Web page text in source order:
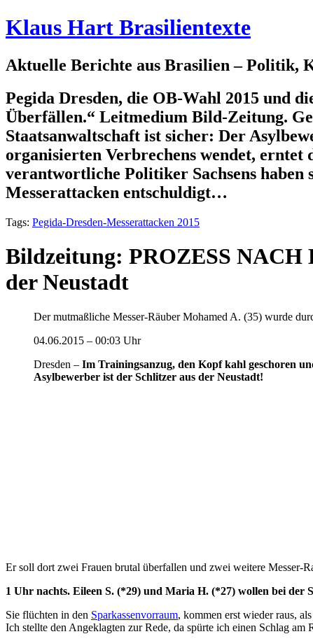
Klaus Hart Brasilientexte
Aktuelle Berichte aus Brasilien – Politik,
Pegida Dresden, die OB-Wahl 2015 und
Überfällen.“ Leitmedium Bild-Zeitung.
Staatsanwaltschaft ist sicher: Der
organisierten Verbrechens wendet,
verantwortliche Politiker Sachsens
Messerattacken entschuldigt…
Tags: Pegida-Dresden-Messerattacken 2015
Bildzeitung: PROZESS
der Neustadt
Der mutmaßliche Messer-Räuber Mohamed A. (35) wurde
04.06.2015 – 00:03 Uhr
Dresden – Im Trainingsanzug, den Kopf kahl geschoren
Asylbewerber ist der Schlitzer aus der Neustadt!
Er soll dort zwei Frauen brutal überfallen und zwei weitere Messer-
1 Uhr nachts. Eileen S. (*29) und Maria H. (*27) wollen bei der
Sie flüchten in den Sparkassenvorraum, kommen erst wieder raus,
Ich stellte den Angeklagten zur Rede, da spürte ich einen Schlag